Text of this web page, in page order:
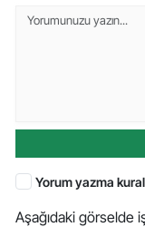
Yorum yazma
Aşağıdaki görselde